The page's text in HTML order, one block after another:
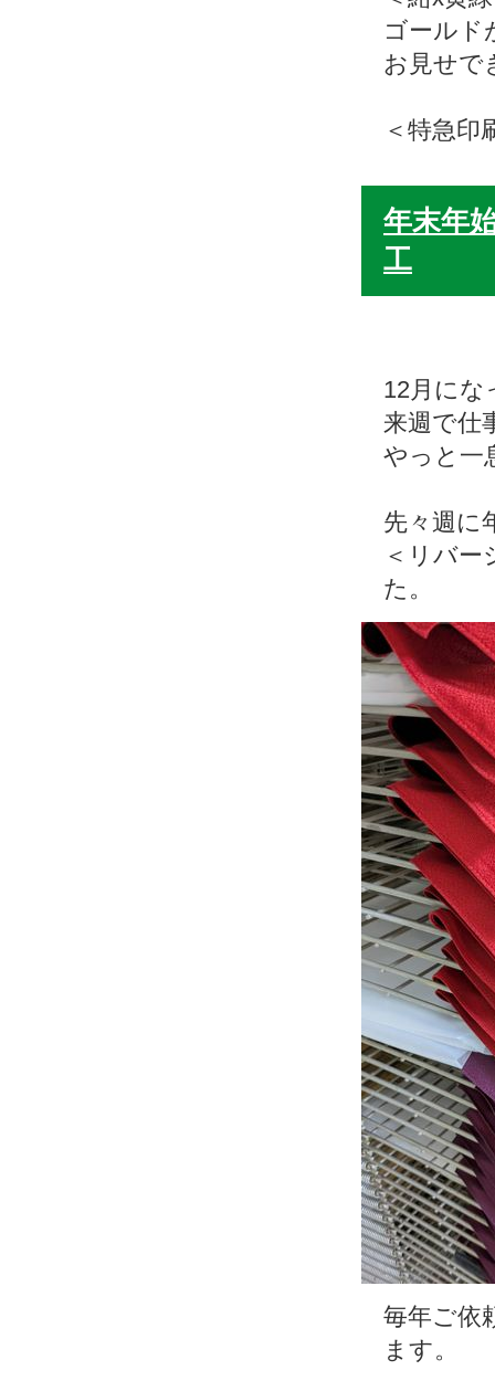
ゴールド
お見せで
＜特急
年末年
工
12月にな
来週で仕
やっと一
先々週に
＜リバー
た。
毎年ご依
ます。